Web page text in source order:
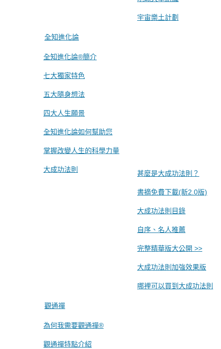
宇宙樂土計劃
全知進化論
全知進化論®簡介
七大獨家特色
五大隨身想法
四大人生願景
全知進化論如何幫助您
掌握改變人生的科學力量
大成功法則 甚麼是大成功法則？
書摘免費下載(新2.0版)
大成功法則目錄
自序、名人推薦
完整精華版大公開 >>
大成功法則加強效果版
哪裡可以買到大成功法則
觀通禪
為何我需要觀通禪®
觀通禪特點介紹